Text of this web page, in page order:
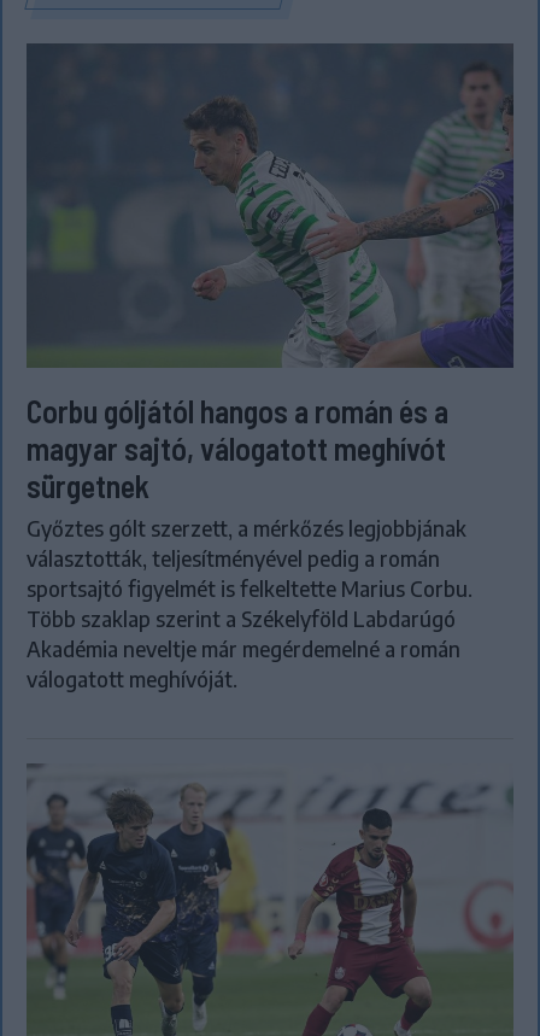
Corbu góljától hangos a román és a
magyar sajtó, válogatott meghívót
sürgetnek
Győztes gólt szerzett, a mérkőzés legjobbjának
választották, teljesítményével pedig a román
sportsajtó figyelmét is felkeltette Marius Corbu.
Több szaklap szerint a Székelyföld Labdarúgó
Akadémia neveltje már megérdemelné a román
válogatott meghívóját.